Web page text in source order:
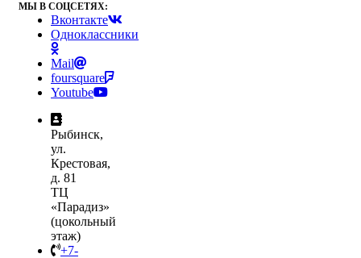
МЫ В СОЦСЕТЯХ:
Вконтакте
Одноклассники
Mail
foursquare
Youtube
Рыбинск,
ул.
Крестовая,
д. 81
ТЦ
«Парадиз»
(цокольный
этаж)
+7-